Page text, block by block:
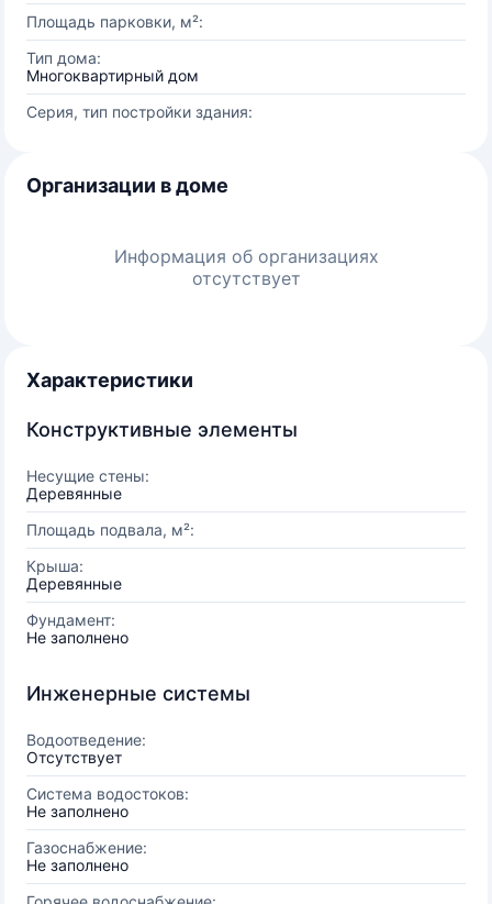
Площадь парковки, м²:
Тип дома:
Многоквартирный дом
Серия, тип постройки здания:
Организации в доме
Информация об организациях
отсутствует
Характеристики
Конструктивные элементы
Несущие стены:
Деревянные
Площадь подвала, м²:
Крыша:
Деревянные
Фундамент:
Не заполнено
Инженерные системы
Водоотведение:
Отсутствует
Система водостоков:
Не заполнено
Газоснабжение:
Не заполнено